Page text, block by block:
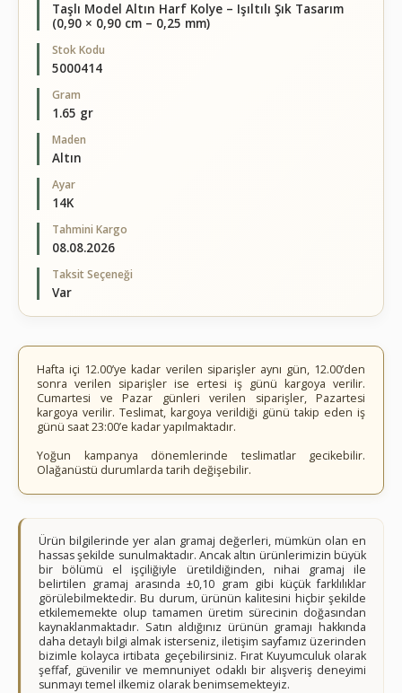
Taşlı Model Altın Harf Kolye – Işıltılı Şık Tasarım
(0,90 × 0,90 cm – 0,25 mm)
Stok Kodu
5000414
Gram
1.65 gr
Maden
Altın
Ayar
14K
Tahmini Kargo
08.08.2026
Taksit Seçeneği
Var
Hafta içi 12.00’ye kadar verilen siparişler aynı gün, 12.00’den
sonra verilen siparişler ise ertesi iş günü kargoya verilir.
Cumartesi ve Pazar günleri verilen siparişler, Pazartesi
kargoya verilir. Teslimat, kargoya verildiği günü takip eden iş
günü saat 23:00’e kadar yapılmaktadır.
Yoğun kampanya dönemlerinde teslimatlar gecikebilir.
Olağanüstü durumlarda tarih değişebilir.
Ürün bilgilerinde yer alan gramaj değerleri, mümkün olan en
hassas şekilde sunulmaktadır. Ancak altın ürünlerimizin büyük
bir bölümü el işçiliğiyle üretildiğinden, nihai gramaj ile
belirtilen gramaj arasında ±0,10 gram gibi küçük farklılıklar
görülebilmektedir. Bu durum, ürünün kalitesini hiçbir şekilde
etkilememekte olup tamamen üretim sürecinin doğasından
kaynaklanmaktadır. Satın aldığınız ürünün gramajı hakkında
daha detaylı bilgi almak isterseniz, iletişim sayfamız üzerinden
bizimle kolayca irtibata geçebilirsiniz. Fırat Kuyumculuk olarak
şeffaf, güvenilir ve memnuniyet odaklı bir alışveriş deneyimi
sunmayı temel ilkemiz olarak benimsemekteyiz.